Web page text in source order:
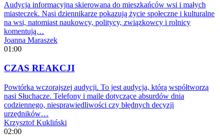
Audycja informacyjna skierowana do mieszkańców wsi i małych
miasteczek. Nasi dziennikarze pokazują życie społeczne i kulturalne
na wsi, natomiast naukowcy, politycy, związkowcy i rolnicy
komentują…
Joanna Maraszek
01:00
CZAS REAKCJI
Powtórka wczorajszej audycji. To jest audycja, którą współtworzą
nasi Słuchacze. Telefony i maile dotyczące absurdów dnia
codziennego, niesprawiedliwości czy błędnych decyzji
urzędników…
Krzysztof Kukliński
02:00